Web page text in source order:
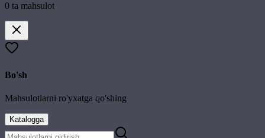
0 ta mahsulot
Bo'sh
Mahsulotlarni ro'yxatga qo'shing
Katalogga